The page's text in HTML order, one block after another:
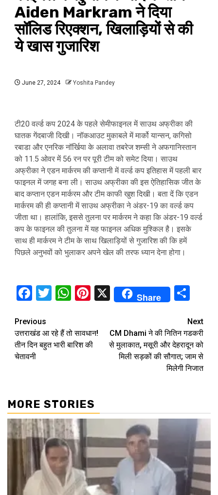
Aiden Markram ने दिया
सॉलिड रिएक्‍शन, खिलाड़‍ियों से की
ये खास गुजारिश
June 27, 2024 Yoshita Pandey
टी20 वर्ल्ड कप 2024 के पहले सेमीफाइनल में साउथ अफ्रीका की
घातक गेंदबाजी दिखी। नॉकआउट मुकाबले में मार्को यान्सन, कगिसो
रबाडा और एनरिक नॉर्खिया के अलावा तबरेज शम्सी ने अफगानिस्तान
को 11.5 ओवर में 56 रन पर पूरी टीम को समेट दिया। साउथ
अफ्रीका ने एडन मार्करम की कप्तानी में वर्ल्ड कप इतिहास में पहली बार
फाइनल में जगह बना ली। साउथ अफ्रीका की इस ऐतिहासिक जीत के
बाद कप्तान एडन मार्करम और टीम काफी खुश दिखी। बता दें कि एडन
मार्करम की ही कप्तानी में साउथ अफ्रीका ने अंडर-19 का वर्ल्ड कप
जीता था। हालांकि, इससे तुलना पर मार्करम ने कहा कि अंडर-19 वर्ल्ड
कप के फाइनल की तुलना में यह फाइनल अधिक मुश्किल है। इसके
साथ ही मार्करम ने टीम के साथ खिलाड़ियों से गुजारिश की कि हमें
पिछले अनुभवों को भुलाकर अपने खेल की तरफ ध्यान देना होगा।
Facebook
Twitter
WhatsApp
Pinterest
X Share
Continue
Reading
Previous
उत्तराखंड आ रहे हैं तो सावधान!
तीन दिन बहुत भारी बारिश की
चेतावनी
Next
CM Dhami ने की नितिन गडकरी
से मुलाकात, मसूरी और देहरादून को
मिली सड़कों की सौगात; जाम से
मिलेगी निजात
MORE STORIES